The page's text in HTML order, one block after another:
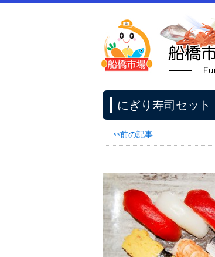
にぎり寿司セッ
<<前の記事